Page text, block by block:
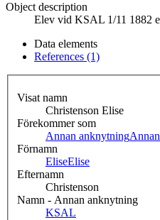
Object description
Elev vid KSAL 1/11 1882
Data elements
References (1)
Visat namn
Christenson Elise
Förekommer som
Annan anknytning
Förnamn
EliseElise
Efternamn
Christenson
Namn - Annan anknytning
KSAL